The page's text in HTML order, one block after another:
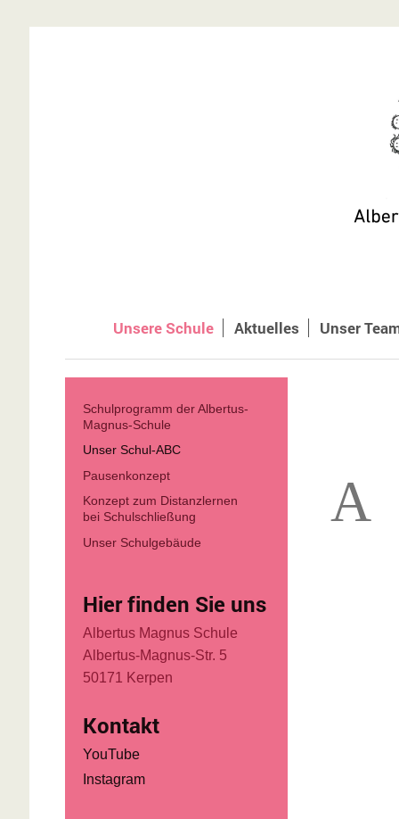
Unsere Schule Aktuelles Unser
A
Schulprogramm der Albertus-
Magnus-Schule
Unser Schul-ABC
Pausenkonzept
Konzept zum Distanzlernen
bei Schulschließung
Unser Schulgebäude
Hier finden Sie uns
Albertus Magnus Schule
Albertus-Magnus-Str. 5
50171 Kerpen
Kontakt
YouTube
Instagram